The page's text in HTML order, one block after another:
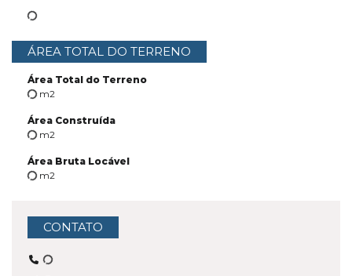
ÁREA TOTAL DO TERRENO
Área Total do Terreno
m2
Área Construída
m2
Área Bruta Locável
m2
CONTATO